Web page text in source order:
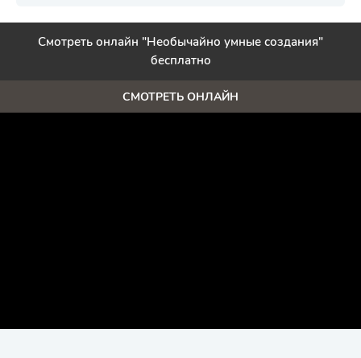
Смотреть онлайн "Необычайно умные создания"
бесплатно
СМОТРЕТЬ ОНЛАЙН